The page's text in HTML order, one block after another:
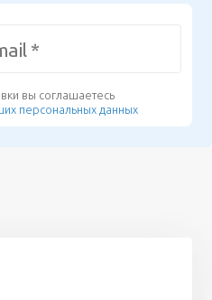
вы соглашаетесь
персональных данных